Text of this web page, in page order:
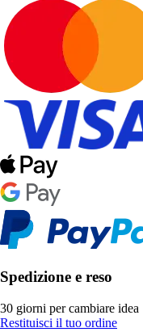
Spedizione e reso
30 giorni per cambiare idea
Restituisci il tuo ordine